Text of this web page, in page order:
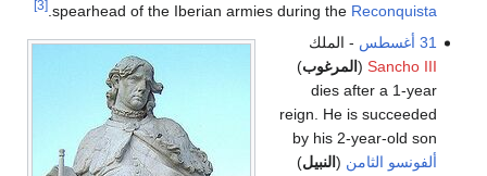
spearhead of the Iberian armies during the Reconquista
.
[3]
31 أغسطس
- الملك
Sancho III
( المرغوب)
dies after a 1-year
reign. He is succeeded
by his 2-year-old son
ألفونسو الثامن ( النبيل)